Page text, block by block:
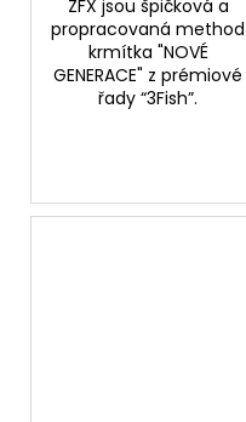
ZFX jsou špičková a
propracovaná method
krmítka "NOVÉ
GENERACE" z prémiové
řady “3Fish”.